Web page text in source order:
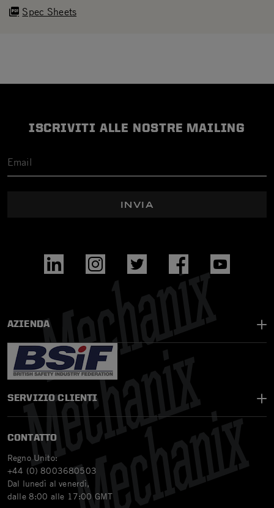
Spec Sheets
ISCRIVITI ALLE NOSTRE MAILING
INVIA
AZIENDA
SERVIZIO CLIENTI
CONTATTO
Regno Unito:
+44 (0) 8003680503
Dal lunedì al venerdì,
dalle 8:00 alle 17:00 GMT